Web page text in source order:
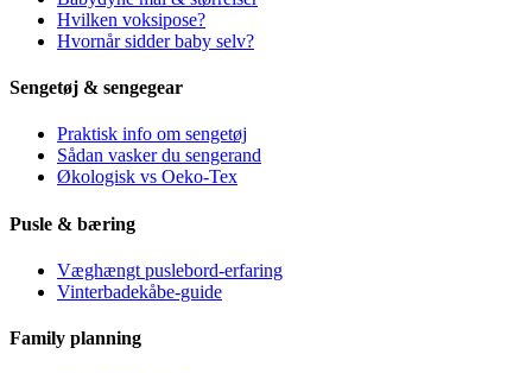
Hvilken voksipose?
Hvornår sidder baby selv?
Sengetøj & sengegear
Praktisk info om sengetøj
Sådan vasker du sengerand
Økologisk vs Oeko-Tex
Pusle & bæring
Væghængt puslebord-erfaring
Vinterbadekåbe-guide
Family planning